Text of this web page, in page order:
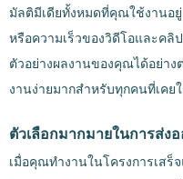
มัลติมีเดียทั้งหมดที่คุณใช้งานอ
หรือความเร็วของวิดีโอและคลิ
ตัวอย่างผลงานของคุณได้อย่าง
งานง่ายมากสำหรับทุกคนที่เค
ตัวเลือกมากมายในการส่ง
เมื่อคุณทำงานในโครงการเสร็